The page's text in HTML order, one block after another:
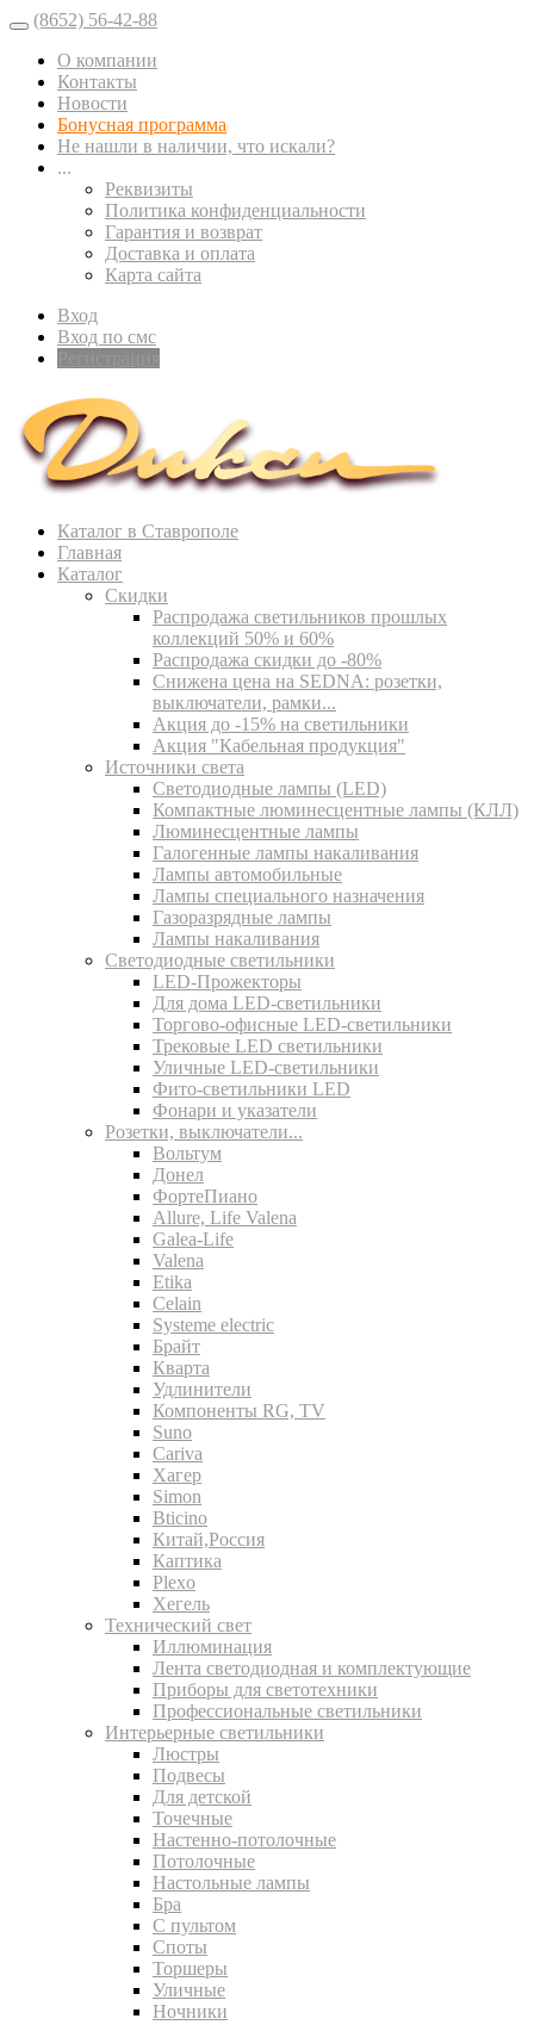
(8652) 56-42-88
О компании
Контакты
Новости
Бонусная программа
Не нашли в наличии, что искали?
...
Реквизиты
Политика конфиденциальности
Гарантия и возврат
Доставка и оплата
Карта сайта
Вход
Вход по смс
Каталог в Ставрополе
Главная
Каталог
Скидки
Распродажа светильников прошлых
коллекций 50% и 60%
Распродажа скидки до -80%
Cнижена цена на SEDNA: розетки,
выключатели, рамки...
Акция до -15% на светильники
Акция "Кабельная продукция"
Источники света
Светодиодные лампы (LED)
Компактные люминесцентные лампы (КЛЛ)
Люминесцентные лампы
Галогенные лампы накаливания
Лампы автомобильные
Лампы специального назначения
Газоразрядные лампы
Лампы накаливания
Светодиодные светильники
LED-Прожекторы
Для дома LED-светильники
Торгово-офисные LED-светильники
Трековые LED светильники
Уличные LED-светильники
Фито-светильники LED
Фонари и указатели
Розетки, выключатели...
Вольтум
Донел
ФортеПиано
Allure, Life Valena
Galea-Life
Valena
Etika
Celain
Systeme electric
Брайт
Кварта
Удлинители
Компоненты RG, TV
Suno
Cariva
Хагер
Simon
Bticino
Китай,Россия
Каптика
Plexo
Хегель
Технический свет
Иллюминация
Лента светодиодная и комплектующие
Приборы для светотехники
Профессиональные светильники
Интерьерные светильники
Люстры
Подвесы
Для детской
Точечные
Настенно-потолочные
Потолочные
Настольные лампы
Бра
С пультом
Споты
Торшеры
Уличные
Ночники